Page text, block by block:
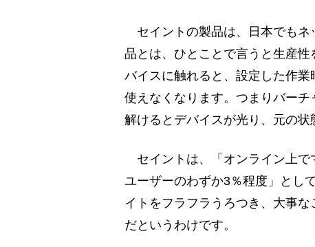
セイントの製品は、日本でもネ
品とは、ひとことで言うと生産
バイスに触れると、設定した作
使えなくなります。つまりバーチ
解けるとデバイスが光り、元の状
セイントは、「オンライン上で
ユーザーのわずか3％程度」とし
イトをフラフラうろつき、大事な
だというわけです。